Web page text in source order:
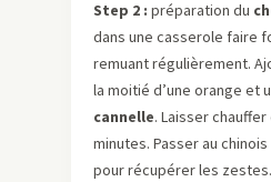
Step 2 : préparation du
dans une casserole faire
remuant régulièrement.
la moitié d’une orange et
cannelle. Laisser
minutes. Passer au
pour récupérer les zestes.